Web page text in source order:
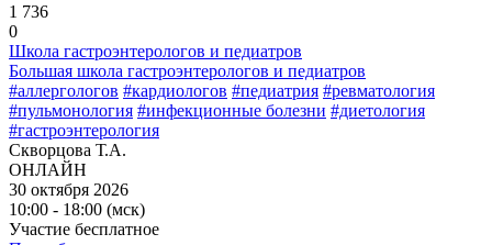
1 736
0
Школа гастроэнтерологов и педиатров
Большая школа гастроэнтерологов и педиатров
#аллергологов #кардиологов #педиатрия #ревматология
#пульмонология #инфекционные болезни #диетология
#гастроэнтерология
Скворцова Т.А.
ОНЛАЙН
30 октября 2026
10:00 - 18:00 (мск)
Участие бесплатное